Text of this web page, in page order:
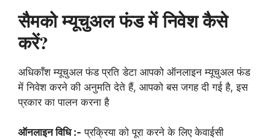
सैमको म्यूचुअल फंड में निवेश कैसे
करें?
अधिकाँश म्यूचुअल फंड प्रति डेटा आपको ऑनलाइन म्यूचुअल फंड
में निवेश करने की अनुमति देते हैं, आपको बस जगह दी गई है, इस
प्रकार का पालन करना है
ऑनलाइन विधि :- प्रक्रिया को पूरा करने के लिए केवाईसी